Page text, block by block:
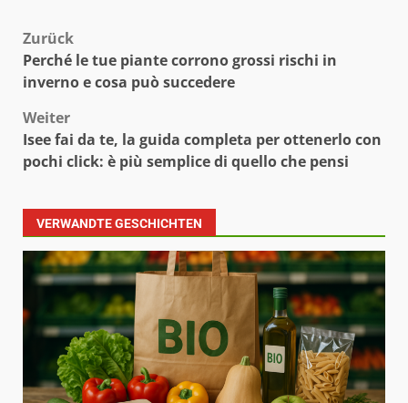
Beitragsnavigation
Zurück
Perché le tue piante corrono grossi rischi in
inverno e cosa può succedere
Weiter
Isee fai da te, la guida completa per ottenerlo con
pochi click: è più semplice di quello che pensi
VERWANDTE GESCHICHTEN